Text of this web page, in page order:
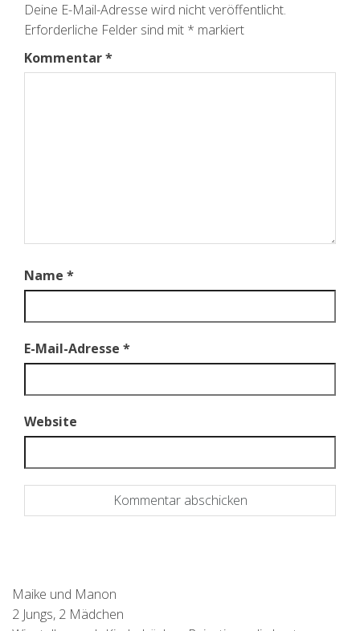
Deine E-Mail-Adresse wird nicht veröffentlicht.
Erforderliche Felder sind mit * markiert
Kommentar*
Name *
E-Mail-Adresse *
Website
Maike und Manon
2 Jungs, 2 Mädchen